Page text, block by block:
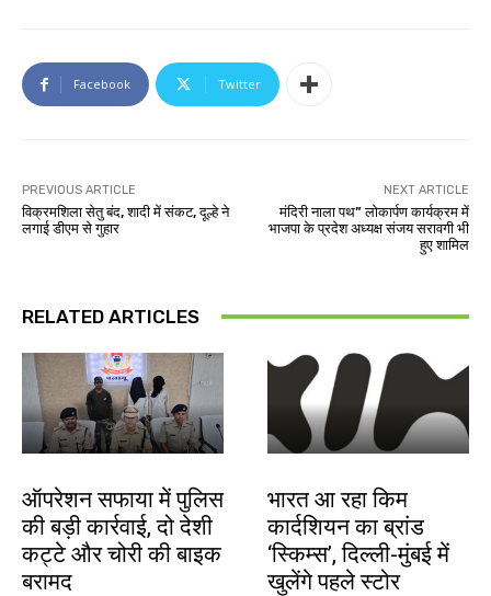
Facebook Twitter
PREVIOUS ARTICLE
विक्रमशिला सेतु बंद, शादी में संकट, दूल्हे ने
लगाई डीएम से गुहार
NEXT ARTICLE
मंदिरी नाला पथ” लोकार्पण कार्यक्रम में
भाजपा के प्रदेश अध्यक्ष संजय सरावगी भी
हुए शामिल
RELATED ARTICLES
ऑपरेशन सफाया में पुलिस
की बड़ी कार्रवाई, दो देशी
कट्टे और चोरी की बाइक
बरामद
भारत आ रहा किम
कार्दशियन का ब्रांड
‘स्किम्स’, दिल्ली-मुंबई में
खुलेंगे पहले स्टोर